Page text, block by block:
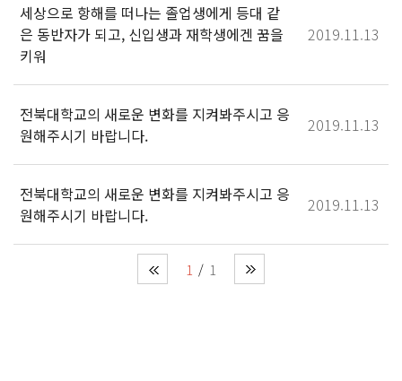
세상으로 항해를 떠나는 졸업생에게 등대 같
은 동반자가 되고, 신입생과 재학생에겐 꿈을
키워
2019.11.13
전북대학교의 새로운 변화를 지켜봐주시고 응
원해주시기 바랍니다.
2019.11.13
전북대학교의 새로운 변화를 지켜봐주시고 응
원해주시기 바랍니다.
2019.11.13
1 1